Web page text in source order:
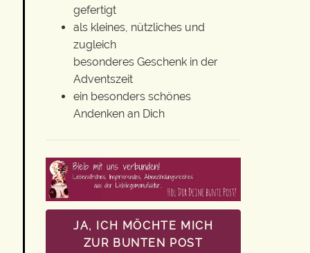
gefertigt
als kleines, nützliches und
zugleich
besonderes Geschenk in der
Adventszeit
ein besonders schönes
Andenken an Dich
JA, ICH MÖCHTE MICH
ZUR BUNTEN POST